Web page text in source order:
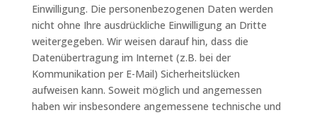
Einwilligung. Die personenbezogenen Daten werden
nicht ohne Ihre ausdrückliche Einwilligung an Dritte
weitergegeben. Wir weisen darauf hin, dass die
Datenübertragung im Internet (z.B. bei der
Kommunikation per E-Mail) Sicherheitslücken
aufweisen kann. Soweit möglich und angemessen
haben wir insbesondere angemessene technische und